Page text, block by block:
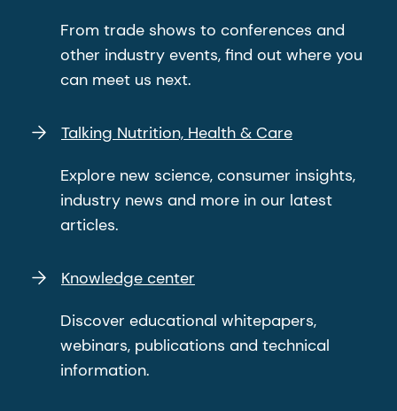
From trade shows to conferences and
other industry events, find out where you
can meet us next.
Talking Nutrition, Health & Care
Explore new science, consumer insights,
industry news and more in our latest
articles.
Knowledge center
Discover educational whitepapers,
webinars, publications and technical
information.